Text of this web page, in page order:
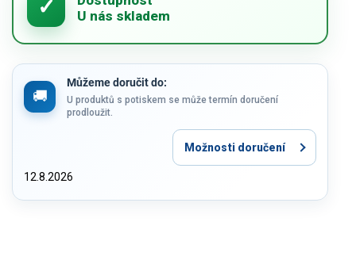
Můžeme doručit do:
12.8.2026
U produktů s potiskem se může termín doručení
prodloužit.
Možnosti doručení